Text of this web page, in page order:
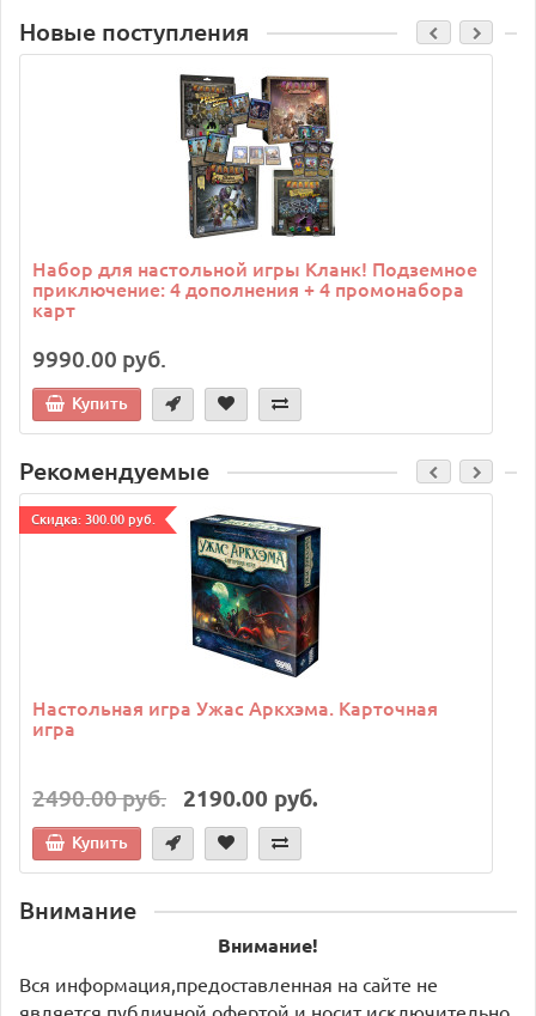
Новые поступления
Набор для настольной игры Кланк! Подземное
приключение: 4 дополнения + 4 промонабора
карт
9990.00 руб.
Купить
Рекомендуемые
Cкидка: 300.00 руб.
Настольная игра Ужас Аркхэма. Карточная
игра
2490.00 руб. 2190.00 руб.
Купить
Внимание
Внимание!
Вся информация,предоставленная на сайте не